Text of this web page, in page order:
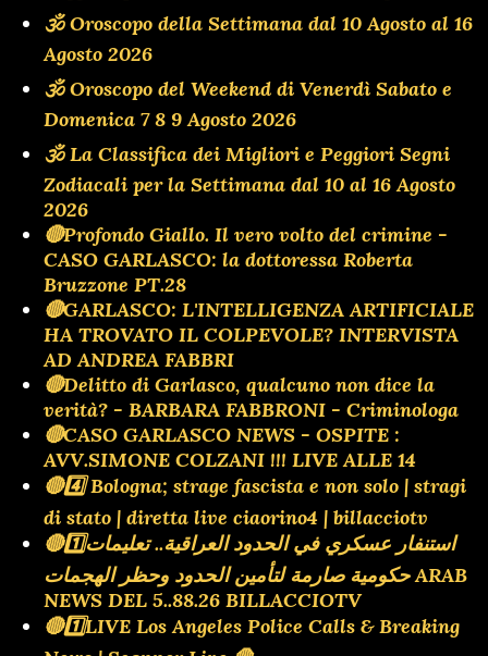
🕉 Oroscopo della Settimana dal 10 Agosto al 16
Agosto 2026
🕉 Oroscopo del Weekend di Venerdì Sabato e
Domenica 7 8 9 Agosto 2026
🕉 La Classifica dei Migliori e Peggiori Segni
Zodiacali per la Settimana dal 10 al 16 Agosto
2026
🔴Profondo Giallo. Il vero volto del crimine -
CASO GARLASCO: la dottoressa Roberta
Bruzzone PT.28
🔴GARLASCO: L'INTELLIGENZA ARTIFICIALE
HA TROVATO IL COLPEVOLE? INTERVISTA
AD ANDREA FABBRI
🔴Delitto di Garlasco, qualcuno non dice la
verità? - BARBARA FABBRONI - Criminologa
🔴CASO GARLASCO NEWS - OSPITE :
AVV.SIMONE COLZANI !!! LIVE ALLE 14
🔴4️⃣ Bologna; strage fascista e non solo | stragi
di stato | diretta live ciaorino4 | billacciotv
🔴1️⃣استنفار عسكري في الحدود العراقية.. تعليمات
حكومية صارمة لتأمين الحدود وحظر الهجمات ARAB
NEWS DEL 5..88.26 BILLACCIOTV
🔴1️⃣LIVE Los Angeles Police Calls & Breaking